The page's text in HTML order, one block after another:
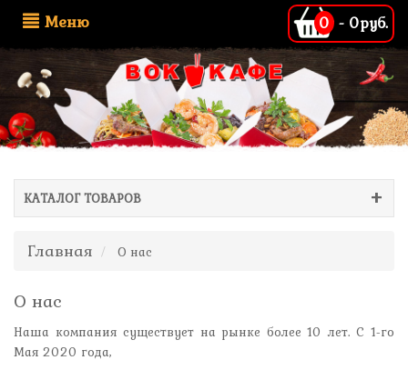
Меню 0 - 0руб.
КАТАЛОГ ТОВАРОВ
Главная О нас
О нас
Наша компания существует на рынке более 10 лет. С 1-го
Мая 2020 года,